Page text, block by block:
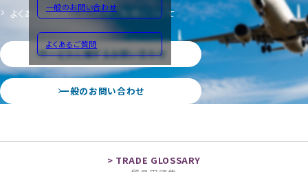
一般のお問い合わせ
よくあるご質問
よくあるご質問 サイトのご利用について
サービスに関するお問い合わせ
一般のお問い合わせ